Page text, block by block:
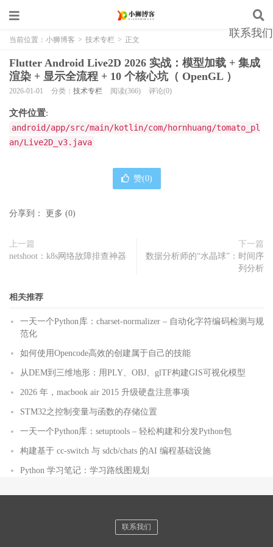
联系我们
当前位置： 小狮博客 > 技术专栏 > 正文
Flutter Android Live2D 2026 实战：模型加载 + 集成
渲染 + 显示全流程 + 10 个核心坑（ OpenGL ）
2026-01-01 分类： 技术专栏 阅读(366) 评论(0)
文件位置:
android/app/src/main/kotlin/com/hornhuang/tomato_pl
an/Live2D_v3.java
赞(0)
分享到： 更多 (0)
上一篇
netshoot：k8s网络故障排查神器
下一篇
数据分析师的“水晶球”：时间序
列分析
相关推荐
一天一个Python库：charset-normalizer – 自动化字符编码检测与规
范化
如何使用Opencode高效的创建属于自己的技能
从DEM到三维地形：用PLY、OBJ、glTF构建GIS可视化模型
2026 年，macbook air 2015 升级硬盘注意事项
STM32之控制变量与函数的存储位置
一天一个Python库：setuptools – 轻松构建和分发Python包
构建基于 cc-switch 与 sdcb/chats 的AI 编程基础设施
Python 学习笔记：学习路线图规划
联系我们